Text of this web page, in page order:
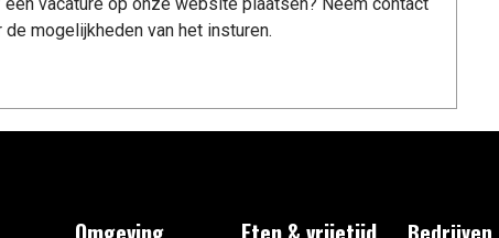
mogelijkheden van het insturen.
Bedrijven